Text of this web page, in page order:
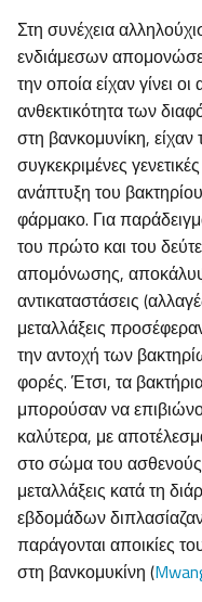
Στη συνέχεια
ενδιάμεσων
την οποία είχαν γίνει
ανθεκτικότητα των
στη βανκομυνίκη, είχαν
συγκεκριμένες
ανάπτυξη του
φάρμακο. Για
του πρώτο και του
απομόνωσης,
αντικαταστάσεις
μεταλλάξεις
την αντοχή των
φορές. Έτσι, τα
μπορούσαν να
καλύτερα, με
στο σώμα του
μεταλλάξεις κατά τη
εβδομάδων
παράγονται αποικίες
στη βανκομυκίνη (